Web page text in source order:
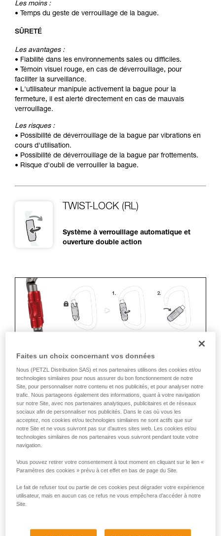
Les moins :
• Temps du geste de verrouillage de la bague.
SÛRETÉ
Les avantages :
• Fiabilité dans les environnements sales ou difficiles.
• Témoin visuel rouge, en cas de déverrouillage, pour
faciliter la surveillance.
• L'utilisateur manipule activement la bague pour la
fermeture, il est alerté directement en cas de mauvais
verrouillage.
Les risques :
• Possibilité de déverrouillage de la bague par vibrations en
cours d'utilisation.
• Possibilité de déverrouillage de la bague par frottements.
• Risque d'oubli de verrouiller la bague.
TWIST-LOCK (RL)
Système à verrouillage automatique et
ouverture double action
ERGONOMIE
Les avantages :
• Rapidité et facilité d'ouverture.
• Verrouillage automatique rapide.
Les moins :
• Déverrouillage de la bague à effectuer à chaque ouverture.
• Besoin des deux mains pour insérer un appareil dans le
Les avantages :
• Verrouillage automatique rapide.
• Possibilité de mauvais verrouillage au moment de la
Faites un choix concernant vos données
Nous (PETZL Distribution SAS) et nos partenaires utilisons des cookies et/ou
technologies similaires pour nous assurer du bon fonctionnement de notre
Site, pour personnaliser notre contenu et nos publicités, et pour analyser notre
trafic. Nous partageons également des informations, quant à votre navigation
sur notre Site, avec nos partenaires analytiques, publicitaires et de réseaux
sociaux afin de personnaliser nos publicités. Dans le cas où vous les
acceptez, nos cookies et/ou technologies similaires ne sont actifs que sur
notre Site et ne vous suivront pas sur d’autres sites web. Les cookies et/ou
technologies similaires de nos partenaires vous suivront pendant toute votre
navigation.
Vous pouvez retirer votre consentement à tout moment en cliquant sur le lien «
Paramètres des cookies » prévu à cet effet en bas de page du Site.
Le fait de refuser tout ou partie de ces cookies peut dégrader votre expérience
utilisateur, mais en aucun cas ce refus ne vous empêchera d’accéder à notre
Site.